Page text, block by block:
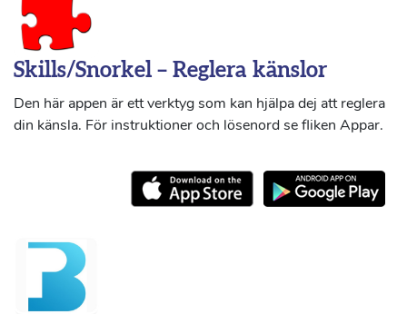
Skills/Snorkel – Reglera känslor
Den här appen är ett verktyg som kan hjälpa dej att reglera
din känsla. För instruktioner och lösenord se fliken Appar.